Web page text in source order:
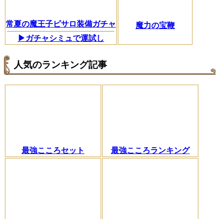
常夏の魔王子ピサロ装備ガチャ
▶ガチャシミュで運試し
魔力の宝鞭
人気のランキング記事
最強こころセット 最強こころランキング